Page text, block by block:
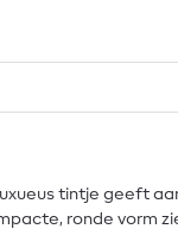
tintje geeft
ronde vorm